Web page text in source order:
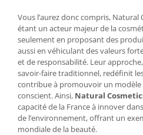
Vous l’aurez donc compris, Natural
étant un acteur majeur de la
seulement en proposant des
aussi en véhiculant des valeurs
et de responsabilité. Leur
savoir-faire traditionnel, redéfinit
contribue à promouvoir un modèle
conscient. Ainsi, Natural
capacité de la France à innover
de l’environnement, offrant un
mondiale de la beauté.